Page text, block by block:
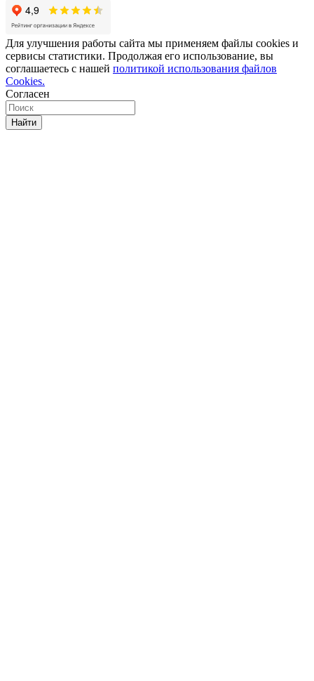
Для улучшения работы сайта мы применяем файлы cookies и
сервисы статистики. Продолжая его использование, вы
соглашаетесь с нашей политикой использования файлов
Cookies.
Согласен
Найти